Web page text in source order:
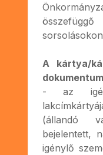
A kártya/
- az
(állandó
bejelentett,
igénylő